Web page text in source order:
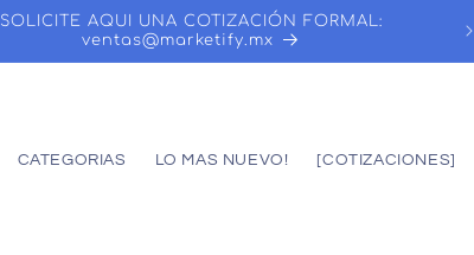
SOLICITE AQUI UNA COTIZACIÓN FORMAL:
ventas@marketify.mx
CATEGORIAS LO MAS NUEVO! [COTIZACIONES]